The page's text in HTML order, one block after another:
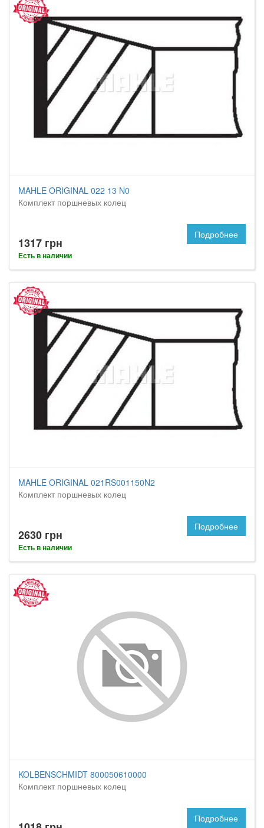
MAHLE ORIGINAL 022 13 N0
Комплект поршневых колец
1317 грн
Есть в наличии
Подробнее
MAHLE ORIGINAL 021RS001150N2
Комплект поршневых колец
2630 грн
Есть в наличии
Подробнее
KOLBENSCHMIDT 800050610000
Комплект поршневых колец
Подробнее